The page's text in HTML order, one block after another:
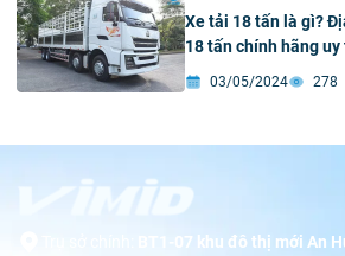
Xe tải 18 tấn là gì?
18 tấn chính hãng uy
03/05/2024 278
BT1-07 khu đô thị mới An